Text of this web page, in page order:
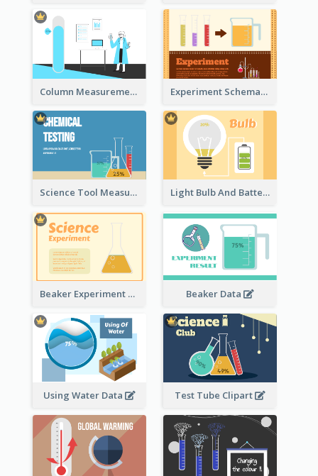
Column Measurement Clipart Experiment Schematic Diagram
Science Tool Measurement Light Bulb And Battery Schematic Diagram
Beaker Experiment Data Beaker Data
Using Water Data Test Tube Clipart